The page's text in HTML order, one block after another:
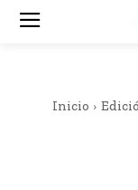
Inicio